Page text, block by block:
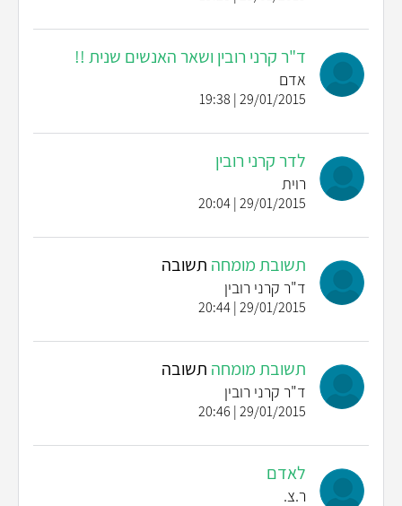
ד"ר קרני רובין ושאר האנשים שנית !!
אדם
29/01/2015 | 19:38
לדר קרני רובין
רוית
29/01/2015 | 20:04
תשובת מומחה תשובה
ד"ר קרני רובין
29/01/2015 | 20:44
תשובת מומחה תשובה
ד"ר קרני רובין
29/01/2015 | 20:46
לאדם
ר.צ.